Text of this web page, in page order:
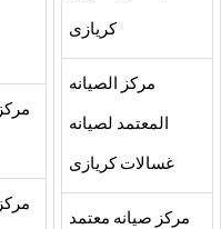
كريازى
مركز الصيانه
المعتمد لصيانه
غسالات كريازى
مركز صيانه معتمد